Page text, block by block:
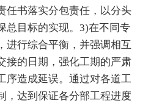
任书落实分包责任，以分头
总目标的实现。3)在不同专
进行综合平衡，并强调相互
接的日期，强化工期的严肃
序造成延误。通过对各道工
，达到保证各分部工程进度